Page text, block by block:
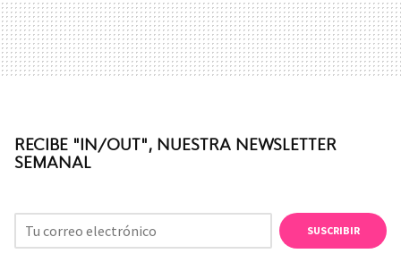
RECIBE "IN/OUT", NUESTRA NEWSLETTER
SEMANAL
SUSCRIBIR